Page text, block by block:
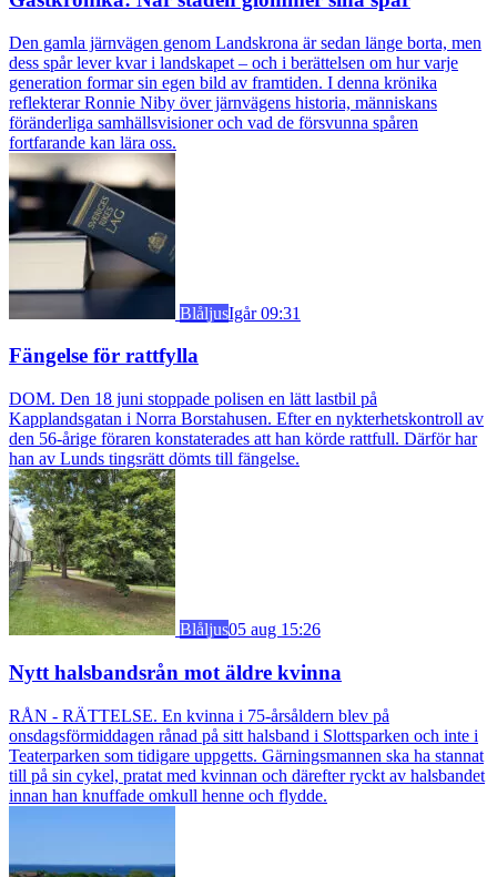
Den gamla järnvägen genom Landskrona är sedan länge borta, men
dess spår lever kvar i landskapet – och i berättelsen om hur varje
generation formar sin egen bild av framtiden. I denna krönika
reflekterar Ronnie Niby över järnvägens historia, människans
föränderliga samhällsvisioner och vad de försvunna spåren
fortfarande kan lära oss.
BlåljusIgår 09:31
Fängelse för rattfylla
DOM. Den 18 juni stoppade polisen en lätt lastbil på
Kapplandsgatan i Norra Borstahusen. Efter en nykterhetskontroll av
den 56-årige föraren konstaterades att han körde rattfull. Därför har
han av Lunds tingsrätt dömts till fängelse.
Blåljus05 aug 15:26
Nytt halsbandsrån mot äldre kvinna
RÅN - RÄTTELSE. En kvinna i 75-årsåldern blev på
onsdagsförmiddagen rånad på sitt halsband i Slottsparken och inte i
Teaterparken som tidigare uppgetts. Gärningsmannen ska ha stannat
till på sin cykel, pratat med kvinnan och därefter ryckt av halsbandet
innan han knuffade omkull henne och flydde.